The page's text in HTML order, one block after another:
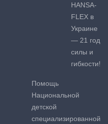
HANSA-
FLEX в
Украине
— 21 год
силы и
гибкости!
Помощь
Национальной
детской
специализированной